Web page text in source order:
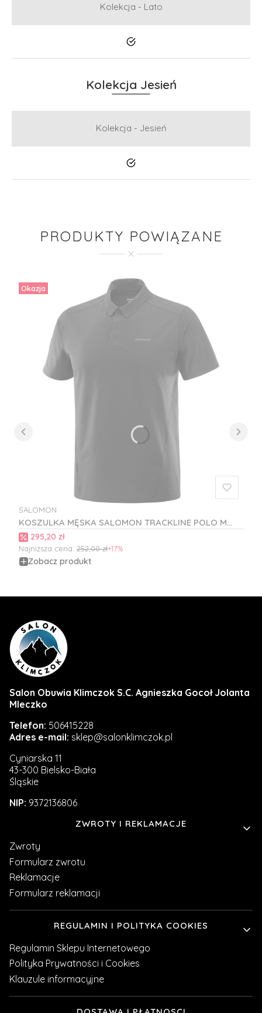
Kolekcja - Lato
Tak
Kolekcja Jesień
Kolekcja - Jesień
Tak
PRODUKTY POWIĄZANE
Okazja
KOSZULKA MĘSKA SALOMON TRACKLINE POLO M
C24394
PRODUCENT
SALOMON
Cena promocyjna
295,20 zł
Najniższa cena: 252,00 zł+17%
Zobacz produkt
Salon Obuwia Klimczok S.C. Agnieszka Gocoł Jolanta
Mleczko
Telefon: 506415228
Adres e-mail: sklep@salonklimczok.pl
Cyniarska 11
43-300 Bielsko-Biała
Śląskie
NIP: 9372136806
Linki w stopceZWROTY I REKLAMACJE
Zwroty
Formularz zwrotu
Reklamacje
Formularz reklamacji
REGULAMIN I POLITYKA COOKIES
Regulamin Sklepu Internetowego
Polityka Prywatności i Cookies
Klauzule informacyjne